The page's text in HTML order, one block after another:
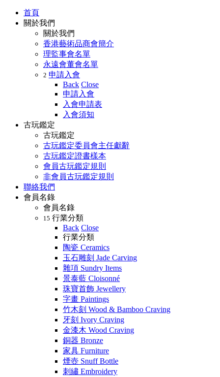
首頁
關於我們
關於我們
香港藝術品商會簡介
理監事會名單
永遠會董會名單
2 申請入會
Back Close
申請入會
入會申請表
入會須知
古玩鑑定
古玩鑑定
古玩鑑定委員會主任獻辭
古玩鑑定證書樣本
會員古玩鑑定規則
非會員古玩鑑定規則
聯絡我們
會員名錄
會員名錄
15 行業分類
Back Close
行業分類
陶瓷 Ceramics
玉石雕刻 Jade Carving
雜項 Sundry Items
景泰藍 Cloisonné
珠寶首飾 Jewellery
字畫 Paintings
竹木刻 Wood & Bamboo Craving
牙刻 Ivory Craving
金漆木 Wood Craving
銅器 Bronze
家具 Furniture
煙壺 Snuff Bottle
刺繡 Embroidery